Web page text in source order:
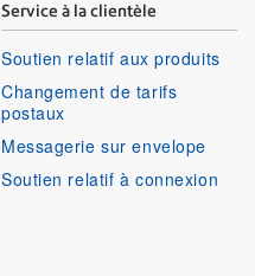
Service à la clientèle
Soutien relatif aux produits
Changement de tarifs
postaux
Messagerie sur envelope
Soutien relatif à connexion